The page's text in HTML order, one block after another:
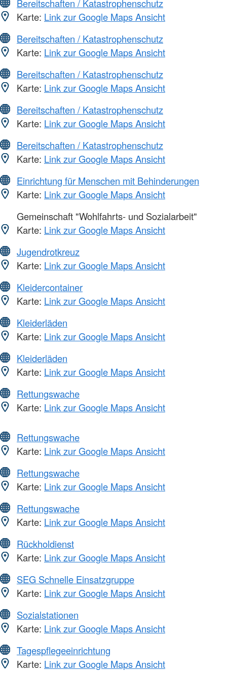
Bereitschaften / Katastrophenschutz
Karte: Link zur Google Maps Ansicht
Bereitschaften / Katastrophenschutz
Karte: Link zur Google Maps Ansicht
Bereitschaften / Katastrophenschutz
Karte: Link zur Google Maps Ansicht
Bereitschaften / Katastrophenschutz
Karte: Link zur Google Maps Ansicht
Bereitschaften / Katastrophenschutz
Karte: Link zur Google Maps Ansicht
Einrichtung für Menschen mit Behinderungen
Karte: Link zur Google Maps Ansicht
Gemeinschaft "Wohlfahrts- und Sozialarbeit"
Karte: Link zur Google Maps Ansicht
Jugendrotkreuz
Karte: Link zur Google Maps Ansicht
Kleidercontainer
Karte: Link zur Google Maps Ansicht
Kleiderläden
Karte: Link zur Google Maps Ansicht
Kleiderläden
Karte: Link zur Google Maps Ansicht
Rettungswache
Karte: Link zur Google Maps Ansicht
Rettungswache
Karte: Link zur Google Maps Ansicht
Rettungswache
Karte: Link zur Google Maps Ansicht
Rettungswache
Karte: Link zur Google Maps Ansicht
Rückholdienst
Karte: Link zur Google Maps Ansicht
SEG Schnelle Einsatzgruppe
Karte: Link zur Google Maps Ansicht
Sozialstationen
Karte: Link zur Google Maps Ansicht
Tagespflegeeinrichtung
Karte: Link zur Google Maps Ansicht